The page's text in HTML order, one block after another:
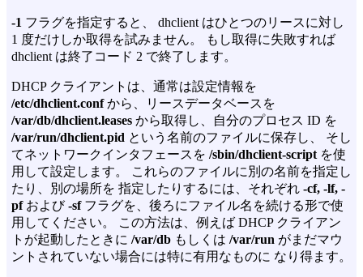
-1 フラグを指定すると、 dhclient はひとつのリースに対し
1 度だけしか取得を試みません。 もし取得に失敗すれば
dhclient は終了コード 2 で終了します。
DHCP クライアントは、通常は設定情報を
/etc/dhclient.confから、リースデータベースを
/var/db/dhclient.leases から取得し、自分のプロセス ID を
/var/run/dhclient.pid という名前のファイルに保存し、 そし
てネットワークインタフェースを /sbin/dhclient-script を使
用して設定します。 これらのファイルに別の名前を指定し
たり、別の場所を 指定したりするには、それぞれ -cf, -lf, -
pfおよび-sfフラグを、後ろにファイル名を続ける形で使
用してください。 この方法は、例えば DHCP クライアン
トが起動したときに /var/db もしくは /var/run がまだマウ
ントされていない場合には特に有用なものに なり得ます。